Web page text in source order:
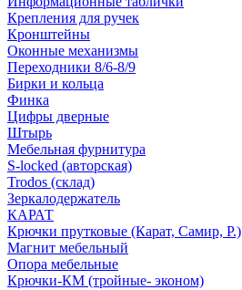
Крепления для ручек
Кронштейны
Оконные механизмы
Переходники 8/6-8/9
Бирки и кольца
Финка
Цифры дверные
Штырь
Мебельная фурнитура
S-locked (авторская)
Trodos (склад)
Зеркалодержатель
КАРАТ
Крючки прутковые (Карат, Самир, Р.)
Магнит мебельный
Опора мебельные
Крючки-КМ (тройные- эконом)